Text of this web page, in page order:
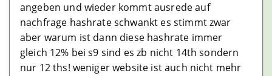
angeben und wieder kommt ausrede auf
nachfrage hashrate schwankt es stimmt zwar
aber warum ist dann diese hashrate immer
gleich 12% bei s9 sind es zb nicht 14th sondern
nur 12 ths! weniger website ist auch nicht mehr